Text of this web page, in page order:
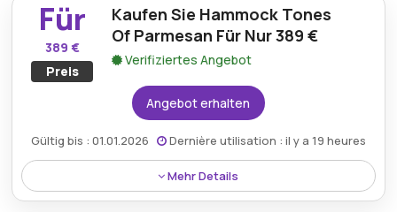
stilvollen Rahmen für Ihre Hängematte und sorgt
dafür, dass Ihre Entspannungseinrichtung so
komfortabel und ästhetisch ansprechend wie
möglich ist.
Für
389 €
Preis
Kaufen Sie Hammock Tones
Of Parmesan Für Nur 389 €
Verifiziertes Angebot
Angebot erhalten
Gültig bis : 01.01.2026 Dernière utilisation : il y a 19 heures
Mehr Details
Holen Sie sich die Hammock Tones of Parmesan für